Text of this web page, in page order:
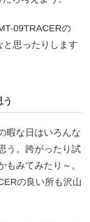
09TRACERの
と思ったりします
暇な日はいろんな
う。跨がったり試
もみてみたり～。
の良い所も沢山